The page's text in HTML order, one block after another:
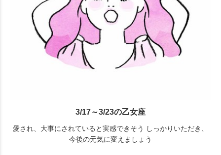
3/17～3/23の乙女座
愛され、大事にされていると実感できそう しっかりいただき、
今後の元気に変えましょう